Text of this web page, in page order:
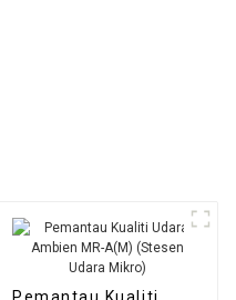
Pemantau Kualiti